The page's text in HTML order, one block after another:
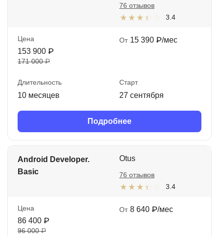
3.4
76 отзывов
Цена
153 900 ₽
171 000 ₽
От 15 390 ₽/мес
Длительность
10 месяцев
Старт
27 сентября
Подробнее
Android Developer.
Basic
Otus
3.4
76 отзывов
Цена
86 400 ₽
96 000 ₽
От 8 640 ₽/мес